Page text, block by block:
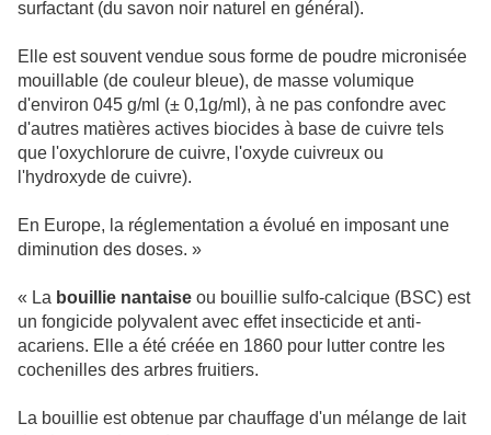
surfactant (du savon noir naturel en général).
Elle est souvent vendue sous forme de poudre micronisée
mouillable (de couleur bleue), de masse volumique
d'environ 045 g/ml (± 0,1g/ml), à ne pas confondre avec
d'autres matières actives biocides à base de cuivre tels
que l'oxychlorure de cuivre, l'oxyde cuivreux ou
l'hydroxyde de cuivre).
En Europe, la réglementation a évolué en imposant une
diminution des doses. »
« La bouillie nantaise ou bouillie sulfo-calcique (BSC) est
un fongicide polyvalent avec effet insecticide et anti-
acariens. Elle a été créée en 1860 pour lutter contre les
cochenilles des arbres fruitiers.
La bouillie est obtenue par chauffage d'un mélange de lait